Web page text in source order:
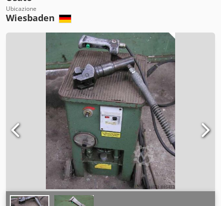
Ubicazione
Wiesbaden